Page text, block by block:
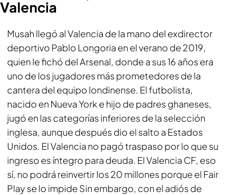
Valencia
Musah llegó al Valencia de la mano del exdirector
deportivo Pablo Longoria en el verano de 2019,
quien le fichó del Arsenal, donde a sus 16 años era
uno de los jugadores más prometedores de la
cantera del equipo londinense. El futbolista,
nacido en Nueva York e hijo de padres ghaneses,
jugó en las categorías inferiores de la selección
inglesa, aunque después dio el salto a Estados
Unidos. El Valencia no pagó traspaso por lo que su
ingreso es íntegro para deuda. El Valencia CF, eso
sí, no podrá reinvertir los 20 millones porque el Fair
Play se lo impide Sin embargo, con el adiós de